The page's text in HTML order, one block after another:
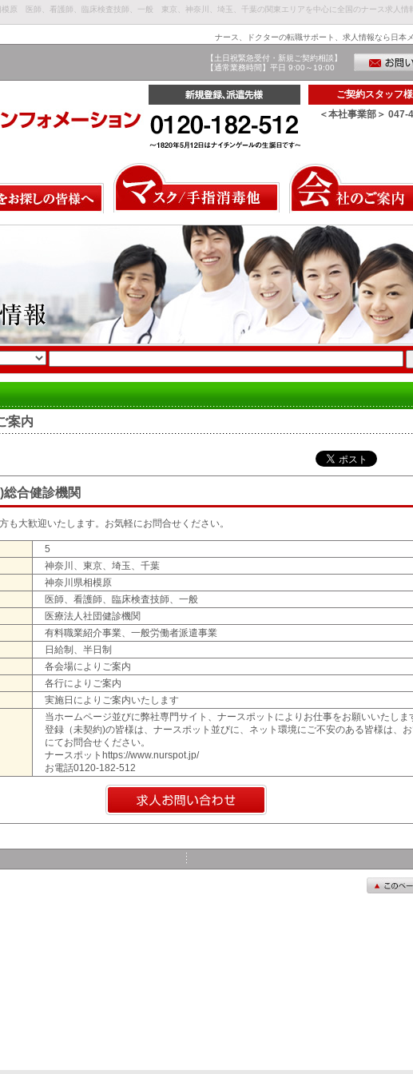
医師、看護師、臨床検査技師、一般 東京、神奈川、埼玉、千葉の関東エリアを中心に全国のナース求人情
ナース、ドクターの転職サポート、求人情報なら日本
【土日祝緊急受付・新規ご契約相談】
【通常業務時間】平日 9:00～19:00
ご契約スタッフ
＜本社事業部＞ 047-
案内
合健診機関
も大歓迎いたします。お気軽にお問合せください。
5
神奈川、東京、埼玉、千葉
神奈川県相模原
医師、看護師、臨床検査技師、一般
医療法人社団健診機関
有料職業紹介事業、一般労働者派遣事業
日給制、半日制
各会場によりご案内
各行によりご案内
実施日によりご案内いたします
当ホームページ並びに弊社専門サイト、ナースポットによりお仕事をお願いいたしま
登録（未契約)の皆様は、ナースポット並びに、ネット環境にご不安のある皆様は、
にてお問合せください。
ナースポットhttps://www.nurspot.jp/
お電話0120-182-512